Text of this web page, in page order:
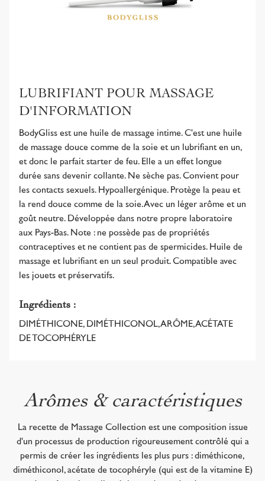
LUBRIFIANT POUR MASSAGE
D'INFORMATION
BodyGliss est une huile de massage intime. C'est une huile
de massage douce comme de la soie et un lubrifiant en un,
et donc le parfait starter de feu. Elle a un effet longue
durée sans devenir collante. Ne sèche pas. Convient pour
les contacts sexuels. Hypoallergénique. Protège la peau et
la rend douce comme de la soie. Avec un léger arôme et un
goût neutre. Développée dans notre propre laboratoire
aux Pays-Bas. Note : ne possède pas de propriétés
contraceptives et ne contient pas de spermicides. Huile de
massage et lubrifiant en un seul produit. Compatible avec
les jouets et préservatifs.
Ingrédients :
DIMÉTHICONE, DIMÉTHICONOL, ARÔME, ACÉTATE
DE TOCOPHÉRYLE
Arômes & caractéristiques
La recette de Massage Collection est une composition issue
d'un processus de production rigoureusement contrôlé qui a
permis de créer les ingrédients les plus purs : diméthicone,
diméthiconol, acétate de tocophéryle (qui est de la vitamine E)